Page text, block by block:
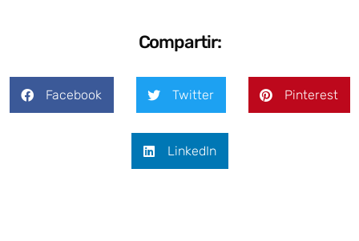
Compartir:
Facebook Twitter Pinterest
LinkedIn